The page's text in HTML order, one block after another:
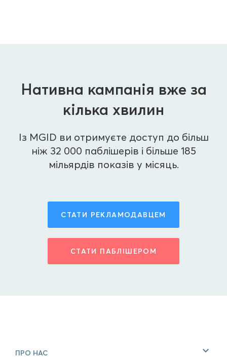
Нативна кампанія вже за
кілька хвилин
Із MGID ви отримуєте доступ до більш
ніж 32 000 паблішерів і більше 185
мільярдів показів у місяць.
СТАТИ РЕКЛАМОДАВЦЕМ
СТАТИ ПАБЛІШЕРОМ
ПРО НАС